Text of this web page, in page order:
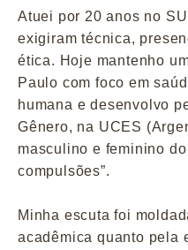
Atuei por 20 anos no
exigiram técnica,
ética. Hoje mantenho
Paulo com foco em
humana e desenvolvo
Gênero, na UCES
masculino e feminino
compulsões”.
Minha escuta foi
acadêmica quanto pela